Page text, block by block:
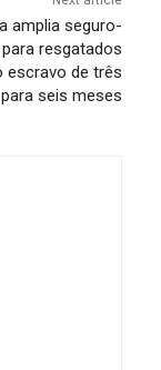
amplia seguro-
resgatados
escravo de três
para seis meses